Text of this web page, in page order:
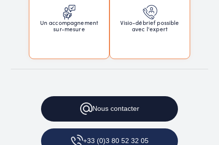
Un accompagnement
sur-mesure
Visio-débrief possible
avec l'expert
Nous contacter
+33 (0)3 80 52 32 05